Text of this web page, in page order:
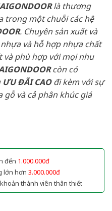
là thương
trong một chuỗi các hệ
. Chuyên sản xuất và
và hỗ hợp nhựa chất
và phù hợp với mọi nhu
còn có
ƯU ĐÃI CAOđi kèm với sự
gỗ và cả phân khúc giá
đến 1.000.000đ
lớn hơn 3.000.000đ
thành viên thân thiết